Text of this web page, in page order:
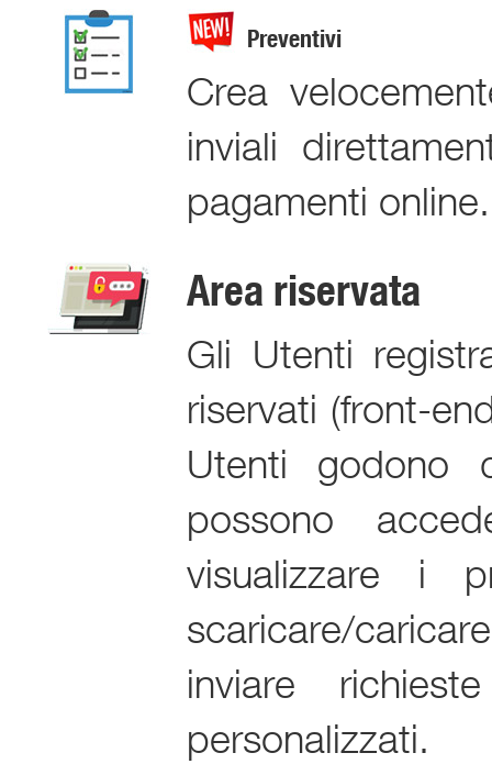
Preventivi
Crea
inviali
pagamenti online.
Area riservata
Gli Utenti
riservati (front-
Utenti godono
possono
visualizzare i
scaricare/
inviare
personalizzati.